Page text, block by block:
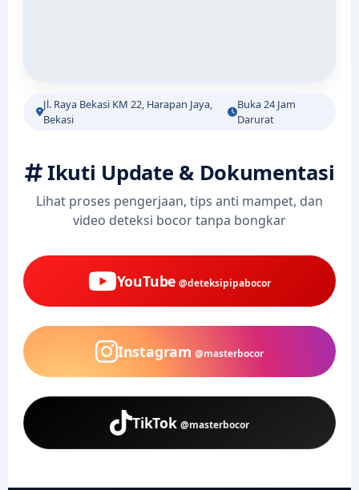
Jl. Raya Bekasi KM 22, Harapan Jaya,
Bekasi
Buka 24 Jam
Darurat
Ikuti Update & Dokumentasi
Lihat proses pengerjaan, tips anti mampet, dan
video deteksi bocor tanpa bongkar
YouTube @deteksipipabocor
Instagram @masterbocor
TikTok @masterbocor